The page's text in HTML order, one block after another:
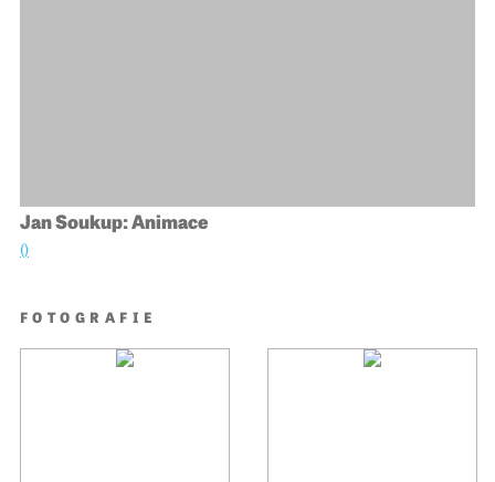
Jan Soukup: Animace
()
FOTOGRAFIE